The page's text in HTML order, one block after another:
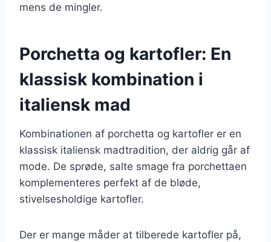
mens de mingler.
Porchetta og kartofler: En
klassisk kombination i
italiensk mad
Kombinationen af porchetta og kartofler er en
klassisk italiensk madtradition, der aldrig går af
mode. De sprøde, salte smage fra porchettaen
komplementeres perfekt af de bløde,
stivelsesholdige kartofler.
Der er mange måder at tilberede kartofler på,